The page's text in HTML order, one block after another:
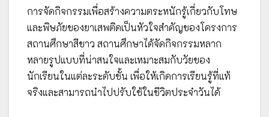
การจัดกิจกรรมเพื่อสร้างความตระหนักรู้เกี่ยวกับโทษ
และพิษภัยของยาเสพติดเป็นหัวใจสำคัญของโครงการ
สถานศึกษาสีขาว สถานศึกษาได้จัดกิจกรรมหลาก
หลายรูปแบบที่น่าสนใจและเหมาะสมกับวัยของ
นักเรียนในแต่ละระดับชั้น เพื่อให้เกิดการเรียนรู้ที่แท้
จริงและสามารถนำไปปรับใช้ในชีวิตประจำวันได้